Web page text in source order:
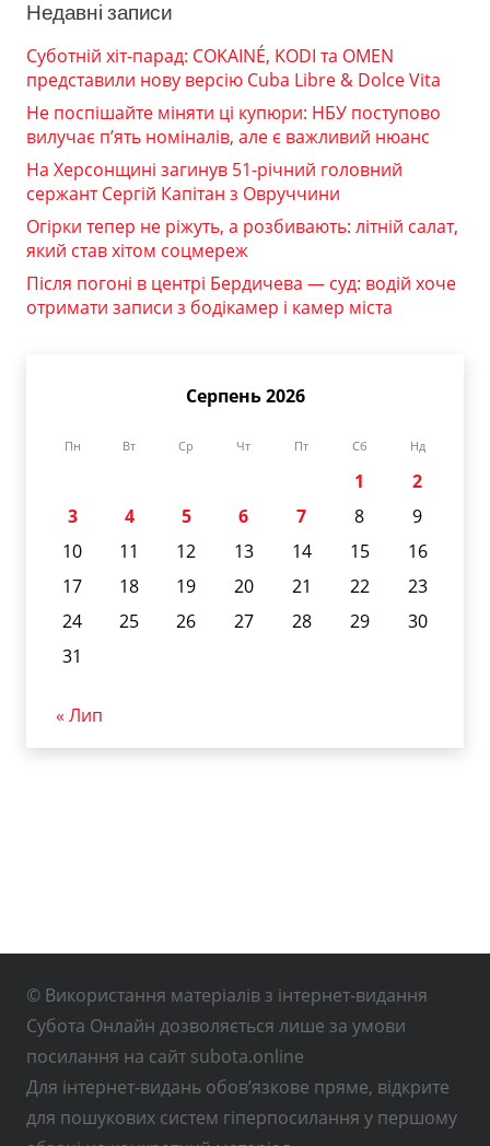
Недавні записи
Суботній хіт-парад: COKAINÉ, KODI та OMEN
представили нову версію Cuba Libre & Dolce Vita
Не поспішайте міняти ці купюри: НБУ поступово
вилучає п’ять номіналів, але є важливий нюанс
На Херсонщині загинув 51-річний головний
сержант Сергій Капітан з Овруччини
Огірки тепер не ріжуть, а розбивають: літній салат,
який став хітом соцмереж
Після погоні в центрі Бердичева — суд: водій хоче
отримати записи з бодікамер і камер міста
Серпень 2026
Пн Вт Ср Чт Пт Сб Нд
1
2
3
4 5 6 7 8
9
10
11 12 13 14 15
16
17
18 19 20 21 22
23
24
25 26 27 28 29
30
31
« Лип
© Використання матеріалів з інтернет-видання
Субота Онлайн дозволяється лише за умови
посилання на сайт subota.online
Для інтернет-видань обов’язкове пряме, відкрите
для пошукових систем гіперпосилання у першому